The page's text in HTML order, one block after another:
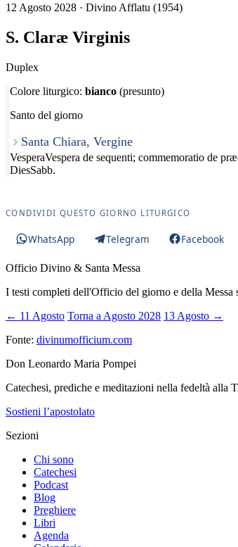
12 Agosto 2028 · Divino Afflatu (1954)
S. Claræ Virginis
Duplex
Colore liturgico: bianco (presunto)
Santo del giorno
Santa Chiara, Vergine
VesperaVespera de sequenti; commemoratio de
DiesSabb.
CONDIVIDI QUESTO GIORNO LITURGICO
WhatsApp Telegram Facebook
Officio Divino & Santa Messa
I testi completi dell'Officio del giorno e della Messa
← 11 Agosto Torna a Agosto 2028 13 Agosto →
Fonte: divinumofficium.com
Don Leonardo Maria Pompei
Catechesi, prediche e meditazioni nella fedeltà alla
Sostieni l’apostolato
Sezioni
Chi sono
Catechesi
Podcast
Blog
Preghiere
Libri
Agenda